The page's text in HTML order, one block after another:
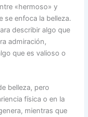
«hermoso» y
se enfoca la belleza.
describir algo que
admiración,
que es valioso o
belleza, pero
física o en la
mientras que